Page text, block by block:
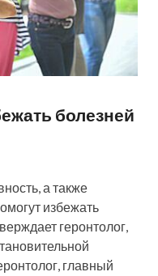
болезней
а также
избежать
геронтолог,
главный